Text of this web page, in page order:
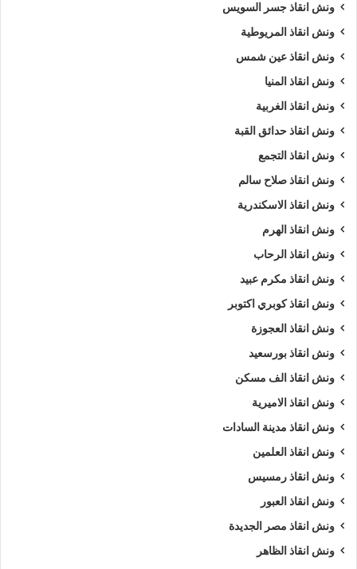
ونش انقاذ جسر السويس
ونش انقاذ المريوطية
ونش انقاذ عين شمس
ونش انقاذ المنيا
ونش انقاذ الغربية
ونش انقاذ حدائق القبة
ونش انقاذ التجمع
ونش انقاذ صلاح سالم
ونش انقاذ الاسكندرية
ونش انقاذ الهرم
ونش انقاذ الرحاب
ونش انقاذ مكرم عبيد
ونش انقاذ كوبري اكتوبر
ونش انقاذ العجوزة
ونش انقاذ بورسعيد
ونش انقاذ الف مسكن
ونش انقاذ الاميرية
ونش انقاذ مدينة السادات
ونش انقاذ العلمين
ونش انقاذ رمسيس
ونش انقاذ العبور
ونش انقاذ مصر الجديدة
ونش انقاذ الظاهر